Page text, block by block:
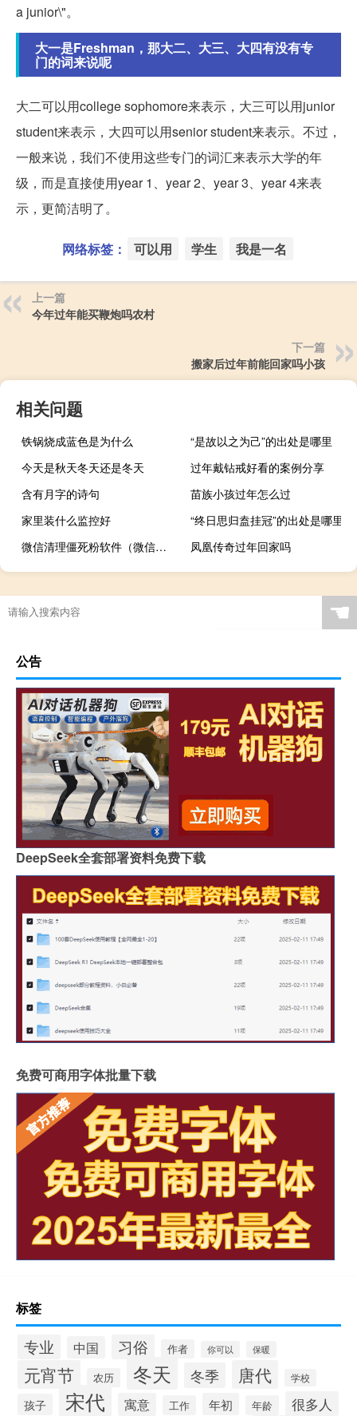
a junior\"。
大一是Freshman，那大二、大三、大四有没有专
门的词来说呢
大二可以用college sophomore来表示，大三可以用junior
student来表示，大四可以用senior student来表示。不过，
一般来说，我们不使用这些专门的词汇来表示大学的年
级，而是直接使用year 1、year 2、year 3、year 4来表
示，更简洁明了。
网络标签： 可以用 学生 我是一名
上一篇
今年过年能买鞭炮吗农村
下一篇
搬家后过年前能回家吗小孩
相关问题
铁锅烧成蓝色是为什么
“是故以之为己”的出处是哪里
今天是秋天冬天还是冬天
过年戴钻戒好看的案例分享
含有月字的诗句
苗族小孩过年怎么过
家里装什么监控好
“终日思归盍挂冠”的出处是哪里
微信清理僵死粉软件（微信清理死粉软件）
凤凰传奇过年回家吗
☚
公告
DeepSeek全套部署资料免费下载
免费可商用字体批量下载
标签
专业 中国 习俗 作者 你可以 保暖
元宵节 农历 冬天 冬季 唐代 学校
孩子 宋代 寓意 工作 年初 年龄 很多人